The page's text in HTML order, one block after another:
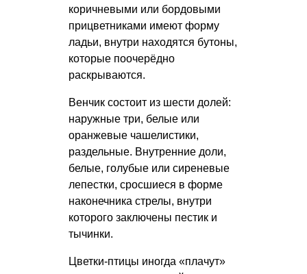
коричневыми или бордовыми
прицветниками имеют форму
ладьи, внутри находятся бутоны,
которые поочерёдно
раскрываются.
Венчик состоит из шести долей:
наружные три, белые или
оранжевые чашелистики,
раздельные. Внутренние доли,
белые, голубые или сиреневые
лепестки, сросшиеся в форме
наконечника стрелы, внутри
которого заключены пестик и
тычинки.
Цветки-птицы иногда «плачут»